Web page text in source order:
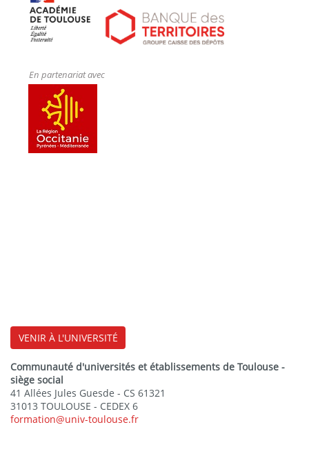
En partenariat avec
VENIR À L'UNIVERSITÉ
Communauté d'universités et établissements de Toulouse -
siège social
41 Allées Jules Guesde - CS 61321
31013 TOULOUSE - CEDEX 6
formation@univ-toulouse.fr